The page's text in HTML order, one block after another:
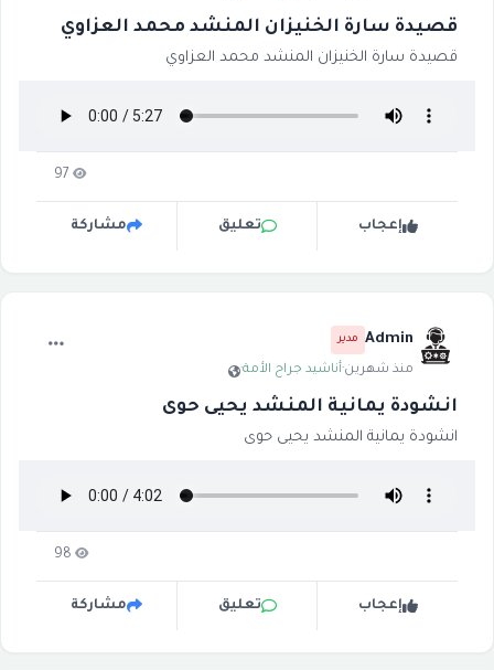
قصيدة سارة الخنيزان المنشد محمد العزاوي
قصيدة سارة الخنيزان المنشد محمد العزاوي
97
إعجاب تعليق مشاركة
Admin مدير
منذ شهرين·أناشيد جراح الأمة·
انشودة يمانية المنشد يحيى حوى
انشودة يمانية المنشد يحيى حوى
98
إعجاب تعليق مشاركة